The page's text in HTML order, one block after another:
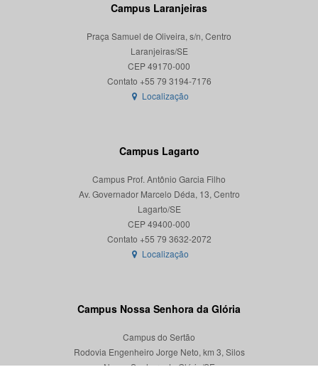
Campus Laranjeiras
Praça Samuel de Oliveira, s/n, Centro
Laranjeiras/SE
CEP 49170-000
Localização
Campus Lagarto
Campus Prof. Antônio Garcia Filho
Av. Governador Marcelo Déda, 13, Centro
Lagarto/SE
CEP 49400-000
Localização
Campus Nossa Senhora da Glória
Campus do Sertão
Rodovia Engenheiro Jorge Neto, km 3, Silos